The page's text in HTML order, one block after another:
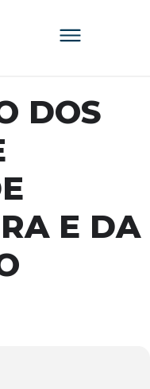
DOS
E DA